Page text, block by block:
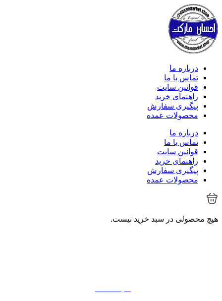
درباره ما
تماس با ما
قوانین سایت
راهنمای خرید
پیگیری سفارش
محصولات عمده
درباره ما
تماس با ما
قوانین سایت
راهنمای خرید
پیگیری سفارش
محصولات عمده
هیچ محصولی در سبد خرید نیست.